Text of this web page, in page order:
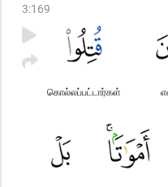
3:169
கொல்லப்பட்டார்கள்